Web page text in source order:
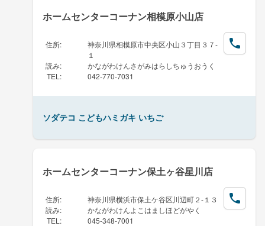
ホームセンターコーナン相模原小山店
住所:
神奈川県相模原市中央区小山３丁目３７-
１
読み:
かながわけんさがみはらしちゅうおうく
TEL : 042-770-7031
ソダテコ こどもハミガキ いちご
ホームセンターコーナン保土ヶ谷星川店
住所:
神奈川県横浜市保土ケ谷区川辺町２-１３
読み:
かながわけんよこはましほどがやく
TEL : 045-348-7001